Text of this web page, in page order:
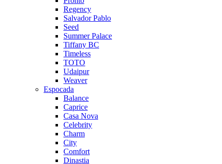
Regency
Salvador Pablo
Seed
Summer Palace
Tiffany BC
Timeless
TOTO
Udaipur
Weaver
Espocada
Balance
Caprice
Casa Nova
Celebrity
Charm
City
Comfort
Dinastia